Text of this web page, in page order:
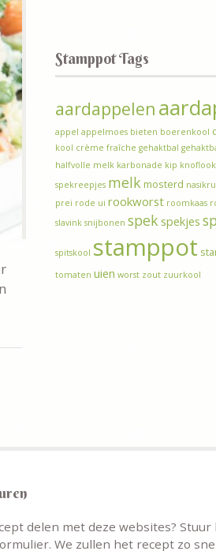
Stamppot Tags
aardappelen
appel appelmoes bieten boerenkool
kool crème fraîche gehaktbal
halfvolle melk karbonade kip knoflook
spekreepjes melk mosterd
prei rode ui rookworst roomkaas
slavink snijbonen spek spekjes
spitskool stamppot
tomaten uien worst zout zuurkool
delen met deze websites? Stuur
We zullen het recept zo